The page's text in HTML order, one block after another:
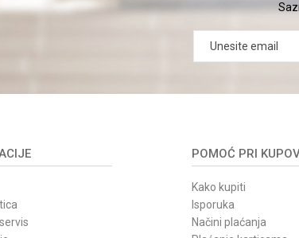
POMOĆ PRI
Kako kupiti
Isporuka
Načini plaćanja